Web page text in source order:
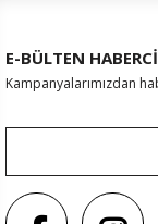
E-BÜLTEN
Kampanyalarımızdan